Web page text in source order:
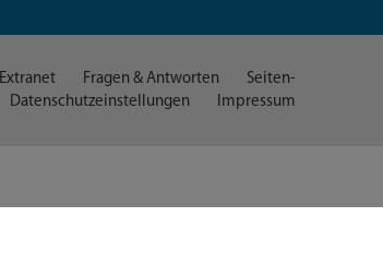
Extranet Fragen & Antworten
Seiten-
Datenschutzeinstellungen Impressum